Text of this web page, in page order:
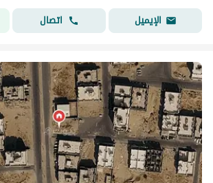
الإيميل
اتصال